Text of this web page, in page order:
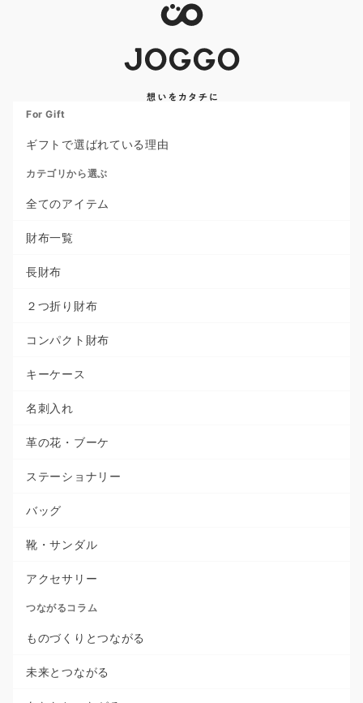
For Gift
ギフトで選ばれている理由
カテゴリから選ぶ
全てのアイテム
財布一覧
長財布
２つ折り財布
コンパクト財布
キーケース
名刺入れ
革の花・ブーケ
ステーショナリー
バッグ
靴・サンダル
アクセサリー
つながるコラム
ものづくりとつながる
未来とつながる